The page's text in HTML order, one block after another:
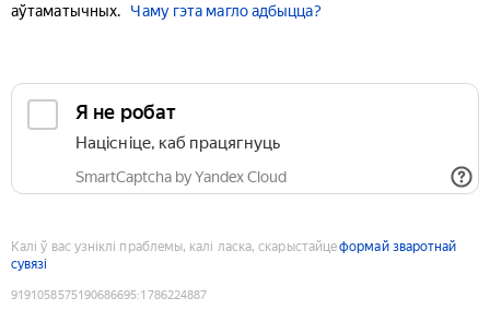
аўтаматычных.
Чаму гэта магло адбыцца?
Я не робат
Націсніце, каб працягнуць
SmartCaptcha by Yandex Cloud
Калі ў вас узніклі праблемы, калі ласка, скарыстайцеформай зваротнай
сувязі
9191058575190686695:1786224887